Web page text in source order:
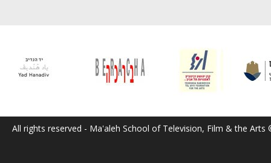
All rights reserved - Ma'aleh School of Television, Film & the